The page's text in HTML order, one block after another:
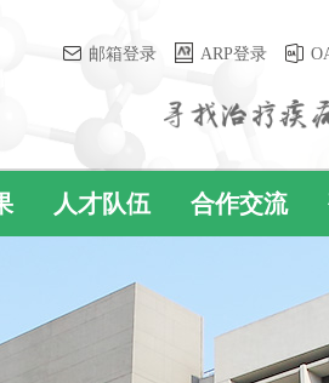
邮箱登录 ARP登录
人才队伍 合作交流